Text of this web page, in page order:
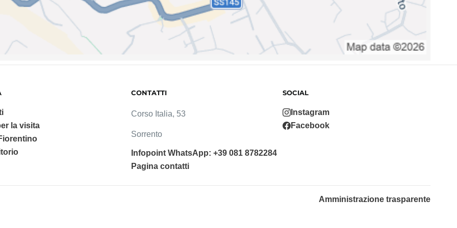
la visita
CONTATTI
Corso Italia, 53
Sorrento
Infopoint WhatsApp: +39 081 8782284
Pagina contatti
SOCIAL
Instagram
Facebook
Amministrazione trasparente